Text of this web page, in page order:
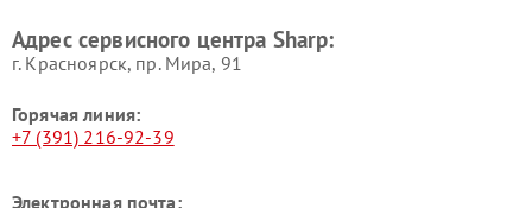
Адрес сервисного центра Sharp:
г. Красноярск, ​пр. Мира, 91
Горячая линия:
+7 (391) 216-92-39
Электронная почта: